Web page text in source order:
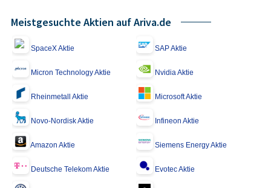
Meistgesuchte Aktien auf Ariva.de
SpaceX Aktie SAP Aktie
Micron Technology Aktie Nvidia Aktie
Rheinmetall Aktie Microsoft Aktie
Novo-Nordisk Aktie Infineon Aktie
Amazon Aktie Siemens Energy Aktie
Deutsche Telekom Aktie Evotec Aktie